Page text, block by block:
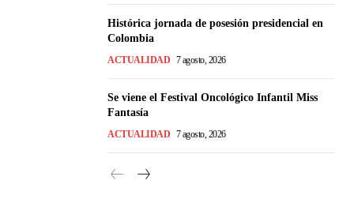
Histórica jornada de posesión presidencial en
Colombia
ACTUALIDAD 7 agosto, 2026
Se viene el Festival Oncológico Infantil Miss
Fantasía
ACTUALIDAD 7 agosto, 2026